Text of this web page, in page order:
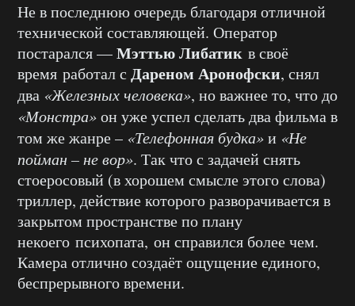
Не в последнюю очередь благодаря отличной
технической составляющей. Оператор
постарался —Мэттью Либатик в своё
время работал с Дареном Аронофски, снял
два «Железных человека», но важнее то, что до
«Монстра»он уже успел сделать два фильма в
том же жанре – «Телефонная будка»и «Не
пойман – не вор». Так что с задачей снять
стоеросовый (в хорошем смысле этого слова)
триллер, действие которого разворачивается в
закрытом пространстве по плану
некоего психопата, он справился более чем.
Камера отлично создаёт ощущение единого,
беспрерывного времени.